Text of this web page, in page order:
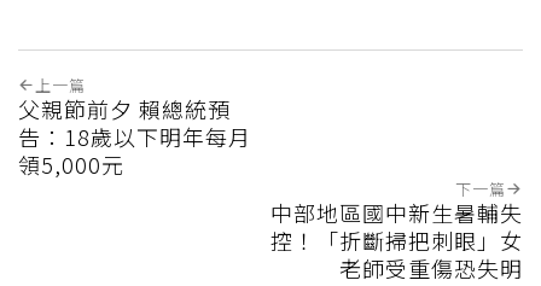
上一篇
父親節前夕 賴總統預
告：18歲以下明年每月
領5,000元
下一篇
中部地區國中新生暑輔失
控！「折斷掃把刺眼」女
老師受重傷恐失明